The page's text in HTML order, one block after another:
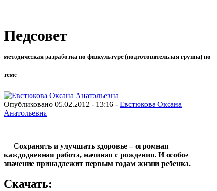
Педсовет
методическая разработка по физкультуре (подготовительная группа) по
теме
Опубликовано 05.02.2012 - 13:16 - Евстюкова Оксана
Анатольевна
Сохранять и улучшать здоровье – огромная
каждодневная работа, начиная с рождения. И особое
значение принадлежит первым годам жизни ребенка.
Скачать: